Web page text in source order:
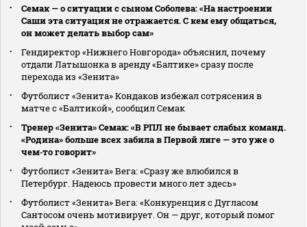
Семак — о ситуации с сыном Соболева: «На настроении
Саши эта ситуация не отражается. С кем ему общаться,
он может делать выбор сам»
Гендиректор «Нижнего Новгорода» объяснил, почему
отдали Латышонка в аренду «Балтике» сразу после
перехода из «Зенита»
Футболист «Зенита» Кондаков избежал сотрясения в
матче с «Балтикой», сообщил Семак
Тренер «Зенита» Семак: «В РПЛ не бывает слабых команд.
«Родина» больше всех забила в Первой лиге — это уже о
чем‑то говорит»
Футболист «Зенита» Вега: «Сразу же влюбился в
Петербург. Надеюсь провести много лет здесь»
Футболист «Зенита» Вега: «Конкуренция с Дугласом
Сантосом очень мотивирует. Он — друг, который помог